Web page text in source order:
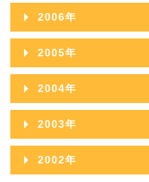
2016年01月
2015年02月
2015年01月
2014年03月
2014年02月
2014年01月
2013年03月
2013年02月
2013年01月
2012年06月
2012年05月
2012年03月
2012年02月
2012年01月
2011年07月
2011年06月
2011年05月
2011年03月
2011年02月
2010年08月
2010年07月
2010年06月
2010年05月
2010年03月
2009年09月
2009年08月
2009年07月
2009年06月
2009年05月
2008年11月
2008年10月
2008年09月
2008年08月
2008年07月
2008年06月
2008年05月
2007年12月
2007年11月
2007年10月
2007年09月
2007年08月
2007年07月
2006年
2006年12月
2006年11月
2006年10月
2006年09月
2006年08月
2005年
2005年12月
2005年11月
2005年10月
2005年09月
2004年
2004年12月
2004年11月
2004年10月
2003年
2003年12月
2002年